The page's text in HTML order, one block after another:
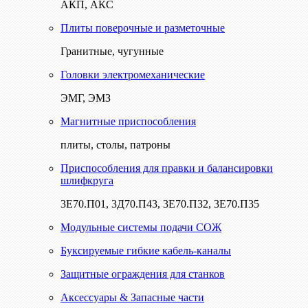
АКП, АКС
Плиты поверочные и разметочные
Гранитные, чугунные
Головки электромеханические
ЭМГ, ЭМЗ
Магнитные приспособления
плиты, столы, патроны
Приспособления для правки и балансировки
шлифкруга
3Е70.П01, 3Д70.П43, 3Е70.П32, 3Е70.П35
Модульные системы подачи СОЖ
Буксируемые гибкие кабель-каналы
Защитные ограждения для станков
Аксессуары & Запасные части